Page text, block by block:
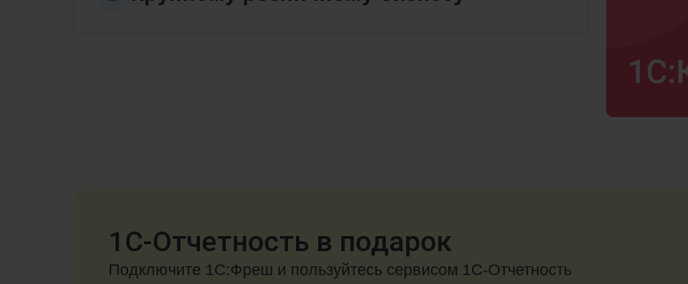
1С-Отчетность в подарок
Подключите 1С:Фреш и пользуйтесь сервисом 1С-Отчетность